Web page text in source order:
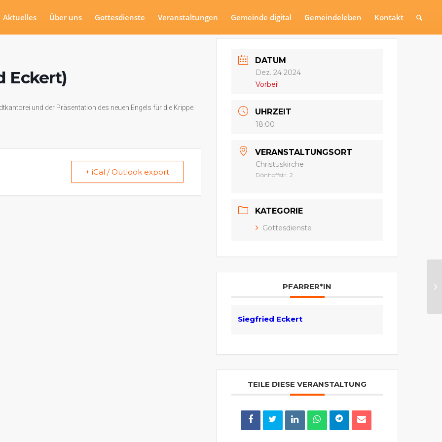
Aktuelles Über uns Gottesdienste Veranstaltungen Gemeinde digital Gemeindeleben Kontakt
Eckert)
und der Präsentation des neuen Engels für die Krippe.
+ iCal / Outlook export
DATUM
Dez. 24 2024
Vorbei!
UHRZEIT
18:00
VERANSTALTUNGSORT
Christuskirche
Dönhoffstr. 2
KATEGORIE
Gottesdienste
PFARRER*IN
Siegfried Eckert
TEILE DIESE VERANSTALTUNG